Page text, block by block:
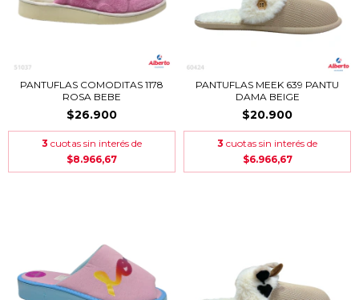
PANTUFLAS COMODITAS 1178
ROSA BEBE
$26.900
3 cuotas sin interés de
$8.966,67
PANTUFLAS MEEK 639 PANTU
DAMA BEIGE
$20.900
3 cuotas sin interés de
$6.966,67